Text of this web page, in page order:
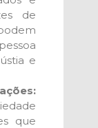
de
e
que